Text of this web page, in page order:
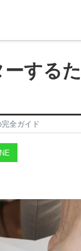
する
全ガイド